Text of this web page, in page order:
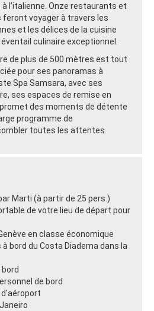
l’italienne. Onze restaurants et
feront voyager à travers les
et les délices de la cuisine
culinaire exceptionnel.
de plus de 500 mètres est tout
pour ses panoramas à
Spa Samsara, avec ses
ses espaces de remise en
des moments de détente
programme de
toutes les attentes.
Marti (à partir de 25 pers.)
de votre lieu de départ pour
en classe économique
bord du Costa Diadema dans la
de bord